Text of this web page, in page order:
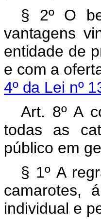
§ 2º O
vantagens
entidade de
e com a
4º da Lei nº
Art. 8º A
todas as
público em
§ 1º A
camarotes,
individual e